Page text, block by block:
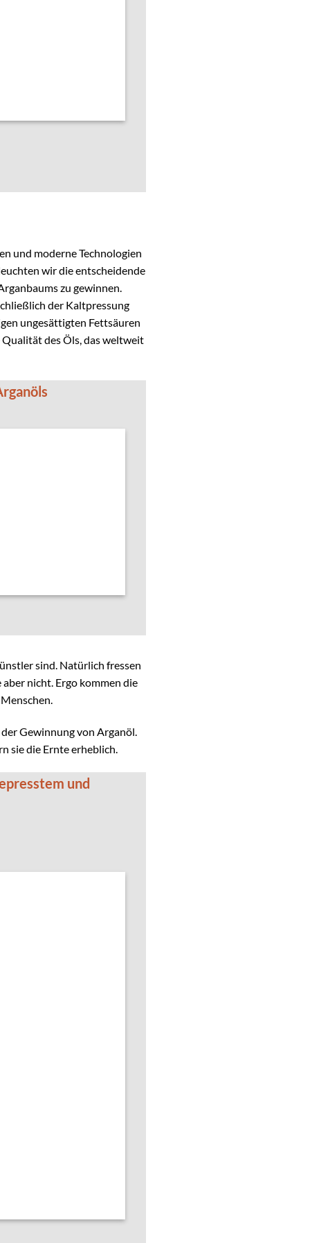
und moderne Technologien
wir die entscheidende
zu gewinnen.
der Kaltpressung
ungesättigten Fettsäuren
des Öls, das weltweit
sind. Natürlich fressen
nicht. Ergo kommen die
Gewinnung von Arganöl.
sie die Ernte erheblich.
und